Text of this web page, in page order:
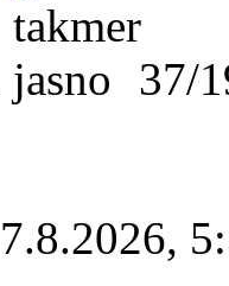
37/
7.8.2026,